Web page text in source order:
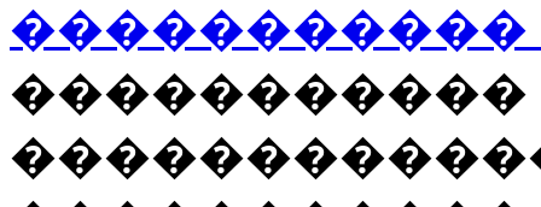
�����������
�����������